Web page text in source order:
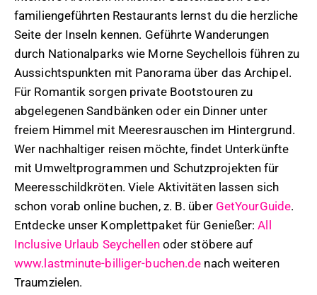
familiengeführten Restaurants lernst du die herzliche
Seite der Inseln kennen. Geführte Wanderungen
durch Nationalparks wie Morne Seychellois führen zu
Aussichtspunkten mit Panorama über das Archipel.
Für Romantik sorgen private Bootstouren zu
abgelegenen Sandbänken oder ein Dinner unter
freiem Himmel mit Meeresrauschen im Hintergrund.
Wer nachhaltiger reisen möchte, findet Unterkünfte
mit Umweltprogrammen und Schutzprojekten für
Meeresschildkröten. Viele Aktivitäten lassen sich
schon vorab online buchen, z. B. über GetYourGuide.
Entdecke unser Komplettpaket für Genießer:All
Inclusive Urlaub Seychellenoder stöbere auf
www.lastminute-billiger-buchen.de nach weiteren
Traumzielen.